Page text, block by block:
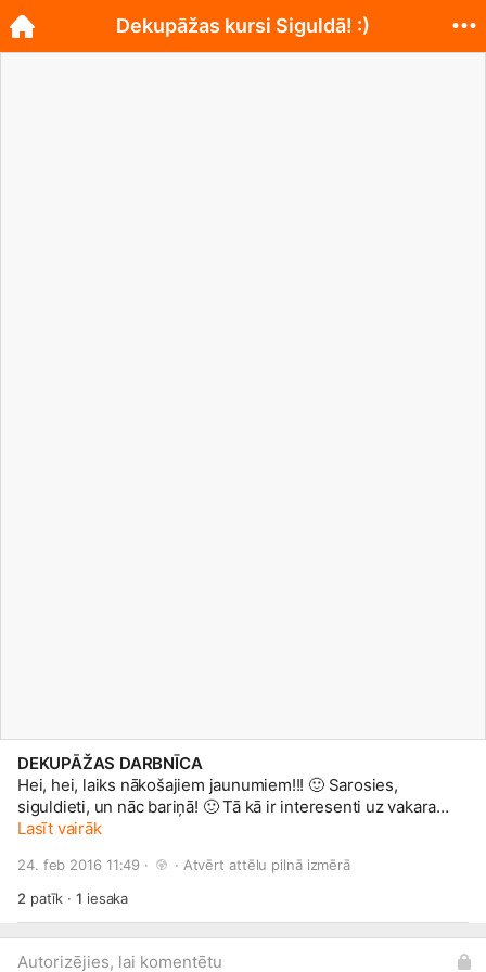
DEKUPĀŽAS DARBNĪCA
Hei, hei, laiks nākošajiem jaunumiem!!! 🙂Sarosies,
siguldieti, un nāc bariņā! 🙂Tā kā ir interesenti uz vakara
laikiem/brīvdienām, tad arī par šādu grupu tiks domāts!
saskaņoties! Tāpat arī vakara/brīvdienu grupai paralēli
darbosies bērnu pieskatīšanas stūrītis, kur Jūsu atvasītes
pakalpojums šajā laikā kursu meitenēm par labākām cenām
nekā ikdienā! Tas viss vēl plānošanas stadijā, bet mēs ticam,
Lasīt vairāk
24. feb 2016 11:49 · · Atvērt attēlu pilnā izmērā
2 patīk ·1 iesaka
Autorizējies, lai komentētu
Dekupāžas kursi Siguldā! :)